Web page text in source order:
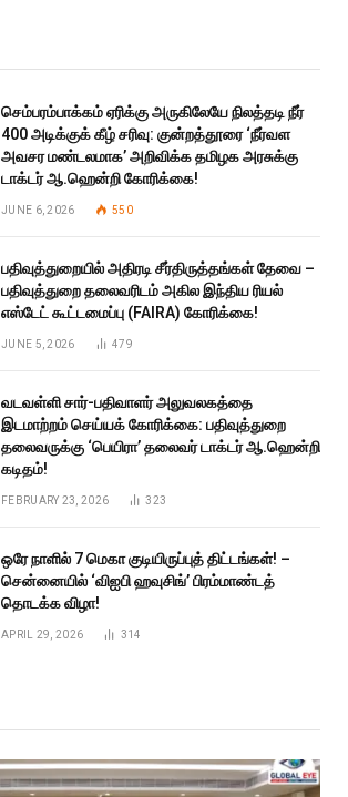
செம்பரம்பாக்கம் ஏரிக்கு அருகிலேயே நிலத்தடி நீர்
400 அடிக்குக் கீழ் சரிவு: குன்றத்தூரை ‘நீர்வள
அவசர மண்டலமாக’ அறிவிக்க தமிழக அரசுக்கு
டாக்டர் ஆ.ஹென்றி கோரிக்கை!
JUNE 6, 2026 550
பதிவுத்துறையில் அதிரடி சீர்திருத்தங்கள் தேவை –
பதிவுத்துறை தலைவரிடம் அகில இந்திய ரியல்
எஸ்டேட் கூட்டமைப்பு (FAIRA) கோரிக்கை!
JUNE 5, 2026 479
வடவள்ளி சார்-பதிவாளர் அலுவலகத்தை
இடமாற்றம் செய்யக் கோரிக்கை: பதிவுத்துறை
தலைவருக்கு ‘பெயிரா’ தலைவர் டாக்டர் ஆ.ஹென்றி
கடிதம்!
FEBRUARY 23, 2026 323
ஒரே நாளில் 7 மெகா குடியிருப்புத் திட்டங்கள்! –
சென்னையில் ‘விஐபி ஹவுசிங்’ பிரம்மாண்டத்
தொடக்க விழா!
APRIL 29, 2026 314